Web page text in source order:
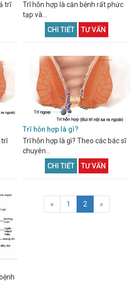
trĩ
Trĩ hỗn hợp là căn bệnh rất phức
tạp và...
CHI TIẾT
TƯ VẤN
trĩ
Trĩ hỗn hợp là gì?
Trĩ hỗn hợp là gì? Theo các bác sĩ
chuyên...
CHI TIẾT
TƯ VẤN
« 1 2 »